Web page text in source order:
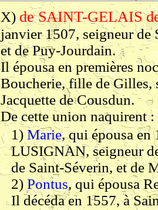
X) de SAINT-GELAIS
janvier 1507, seigneur de
et de Puy-Jourdain.
Il épousa en premières
Boucherie, fille de Gilles,
Jacquette de Cousdun.
De cette union naquirent :
1) Marie, qui épousa
LUSIGNAN, seigneur
de Saint-Séverin, et de
2) Pontus, qui épousa
Il décéda en 1557, à